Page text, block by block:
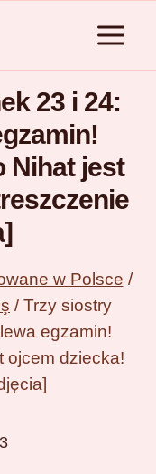
23 i 24:
Nihat jest
w Polsce /
/ Trzy siostry
egzamin!
ojcem dziecka!